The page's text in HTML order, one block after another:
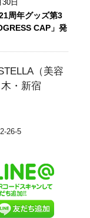
日
周年グッズ第3
CAP」発
（美容
・新宿
26-5